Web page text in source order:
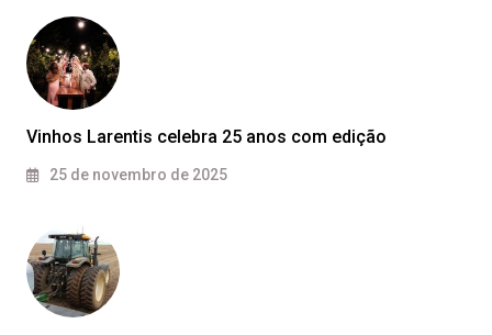
Vinhos Larentis celebra 25 anos com edição
25 de novembro de 2025